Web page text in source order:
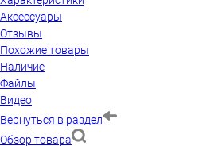
Аксессуары
Отзывы
Похожие товары
Наличие
Файлы
Видео
Вернуться в раздел
Обзор товара